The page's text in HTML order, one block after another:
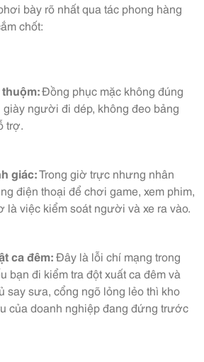
bày rõ nhất qua tác phong hàng
chốt:
Đồng phục mặc không đúng
người đi dép, không đeo bảng
trợ.
giác:Trong giờ trực nhưng nhân
điện thoại để chơi game, xem phim,
là việc kiểm soát người và xe ra vào.
ca đêm:Đây là lỗi chí mạng trong
bạn đi kiểm tra đột xuất ca đêm và
say sưa, cổng ngõ lỏng lẻo thì kho
của doanh nghiệp đang đứng trước